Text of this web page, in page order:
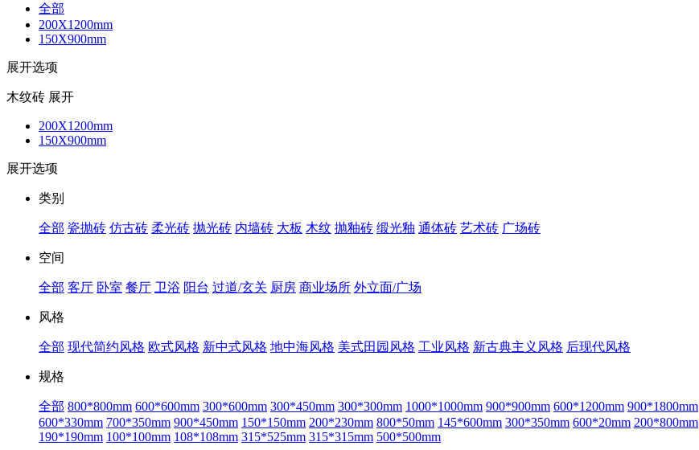
全部
200X1200mm
150X900mm
展开选项
木纹砖 展开
200X1200mm
150X900mm
展开选项
类别
全部 瓷抛砖 仿古砖 柔光砖 抛光砖 内墙砖 大板 木纹 抛釉砖 缎光釉 通体砖 艺术砖 广场砖
空间
全部 客厅 卧室 餐厅 卫浴 阳台 过道/玄关 厨房 商业场所 外立面/广场
风格
全部 现代简约风格 欧式风格 新中式风格 地中海风格 美式田园风格 工业风格 新古典主义风格 后现代风格
规格
全部 800*800mm 600*600mm 300*600mm 300*450mm 300*300mm 1000*1000mm 900*900mm 600*1200mm 900*1800mm
600*330mm 700*350mm 900*450mm 150*150mm 200*230mm 800*50mm 145*600mm 300*350mm 600*20mm 200*800mm
190*190mm 100*100mm 108*108mm 315*525mm 315*315mm 500*500mm